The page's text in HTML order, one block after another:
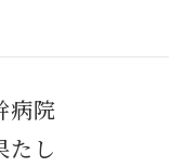
病院
たし